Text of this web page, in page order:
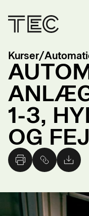
Kurser/
1-3,
OG